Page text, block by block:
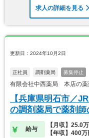
求人の詳細を見る
更新日：2024年10月2日
正社員 調剤薬局 募集停止
有限会社中西薬局 本店の薬
【兵庫県明石市／
の調剤薬局で薬剤師
給与
【月収】25.0
【年収】400